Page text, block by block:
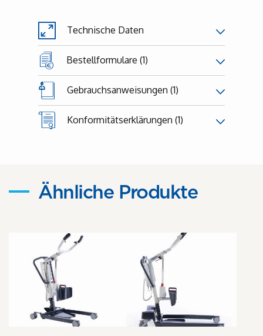
Technische Daten
Bestellformulare (1)
Gebrauchsanweisungen (1)
Konformitätserklärungen (1)
Ähnliche Produkte